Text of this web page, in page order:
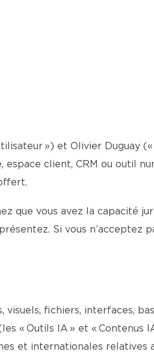
») et Olivier Duguay («
espace client, CRM ou outil
que vous avez la capacité
Si vous n’acceptez
fichiers, interfaces,
« Outils IA » et « Contenus
et internationales relatives